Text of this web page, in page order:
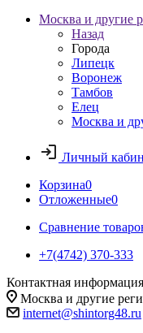
Москва и другие
Назад
Города
Липецк
Воронеж
Тамбов
Елец
Москва и
Личный
Корзина0
Отложенные0
Сравнение
+7(4742) 370-333
Контактная информация
Москва и другие
internet@shintorg48.ru